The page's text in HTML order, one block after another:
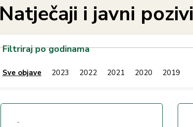
Natječaji i javni pozivi
Filtriraj po godinama
Sve objave 2023 2022 2021 2020 2019
-